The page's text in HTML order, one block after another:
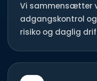
Vi sammensætter
adgangskontrol
risiko og daglig